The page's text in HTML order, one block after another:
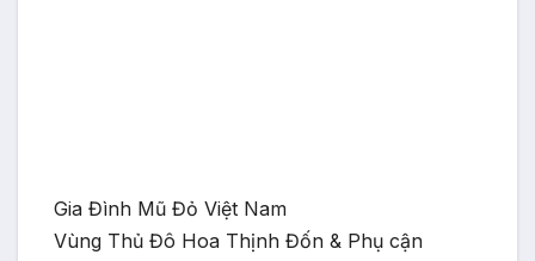
Gia Đình Mũ Đỏ Việt Nam
Vùng Thủ Đô Hoa Thịnh Đốn & Phụ cận